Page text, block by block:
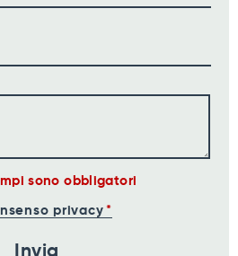
sono obbligatori
privacy